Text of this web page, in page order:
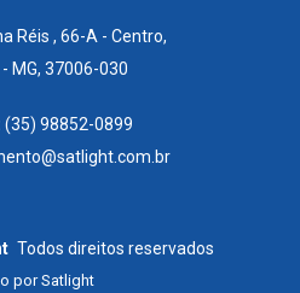
Réis , 66-A - Centro,
MG, 37006-030
(35) 98852-0899
Todos direitos reservados
porSatlight